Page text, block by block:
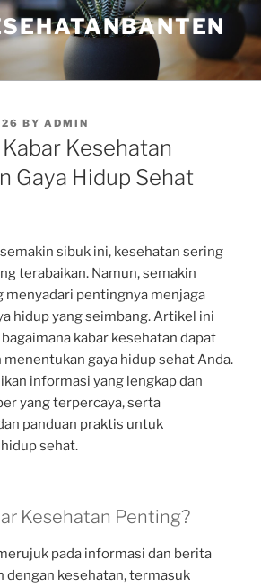
BY ADMIN
Kesehatan
Gaya Hidup Sehat
sibuk ini, kesehatan sering
terabaikan. Namun, semakin
menyadari pentingnya menjaga
hidup yang seimbang. Artikel ini
kabar kesehatan dapat
gaya hidup sehat Anda.
informasi yang lengkap dan
yang terpercaya, serta
panduan praktis untuk
sehat.
Kesehatan Penting?
pada informasi dan berita
dengan kesehatan, termasuk